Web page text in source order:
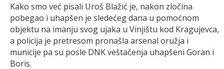
Kako smo već pisali Uroš Blažić je, nakon zločina
pobegao i uhapšen je sledećeg dana u pomoćnom
objektu na imanju svog ujaka u Vinjištu kod Kragujevca,
a policija je pretresom pronašla arsenal oružja i
municije pa su posle DNK veštačenja uhapšeni Goran i
Boris.